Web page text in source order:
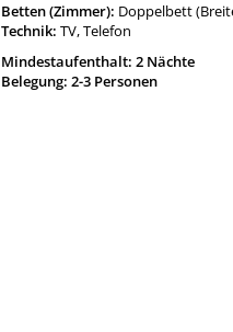
Betten (Zimmer): Doppelbett
Technik: TV, Telefon
Mindestaufenthalt: 2 Nächte
Belegung: 2-3 Personen